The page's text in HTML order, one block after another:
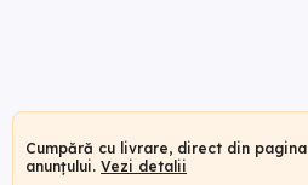
Cumpără cu livrare, direct din pagina
anunțului. Vezi detalii